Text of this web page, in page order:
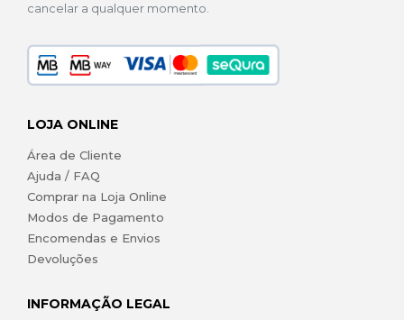
cancelar a qualquer momento.
LOJA ONLINE
Área de Cliente
Ajuda / FAQ
Comprar na Loja Online
Modos de Pagamento
Encomendas e Envios
Devoluções
INFORMAÇÃO LEGAL